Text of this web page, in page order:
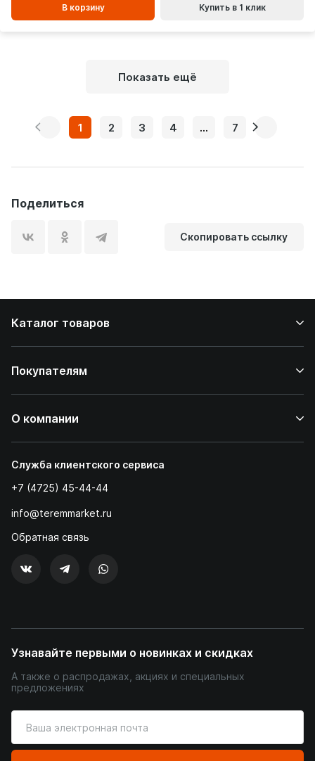
В корзину Купить в 1 клик
Показать ещё
1 2 3 4 ... 7
Поделиться
Скопировать ссылку
Каталог товаров
Покупателям
О компании
Служба клиентского сервиса
+7 (4725) 45-44-44
info@teremmarket.ru
Обратная связь
Узнавайте первыми о новинках и скидках
А также о распродажах, акциях и специальных
предложениях
ваш
адрес